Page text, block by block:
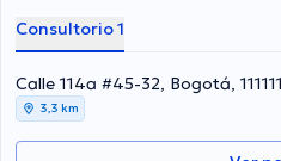
pacientes. Como Coordinadora
Colsubsidio, la Dra. Molina Uribe
cuidado de los pacientes que
experiencia y conocimiento en este
garantizar un manejo seguro y
enfrentan condiciones médicas
Consultorio 1
Calle 114a #45-32, Bogotá,
3,3 km